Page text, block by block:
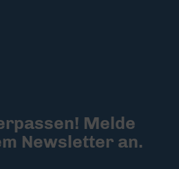
Melde
Newsletter an.